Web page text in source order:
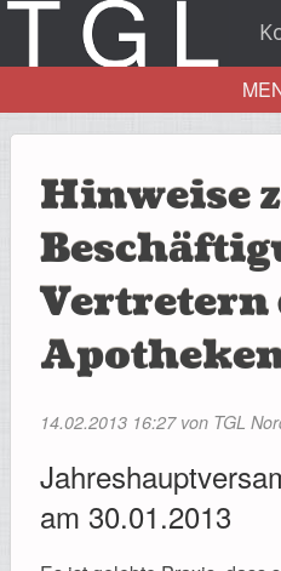
Über
Hinweise
Vertretern
14.02.2013 16:27von TGL
am 30.01.2013